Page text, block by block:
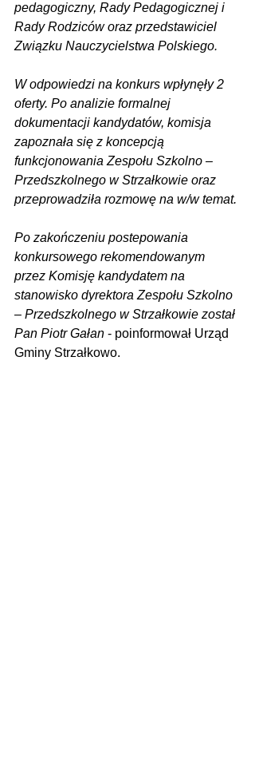
pedagogiczny, Rady Pedagogicznej i
Rady Rodziców oraz przedstawiciel
Związku Nauczycielstwa Polskiego.
W odpowiedzi na konkurs wpłynęły 2
oferty. Po analizie formalnej
dokumentacji kandydatów, komisja
zapoznała się z koncepcją
funkcjonowania Zespołu Szkolno –
Przedszkolnego w Strzałkowie oraz
przeprowadziła rozmowę na w/w temat.
Po zakończeniu postepowania
konkursowego rekomendowanym
przez Komisję kandydatem na
stanowisko dyrektora Zespołu Szkolno
– Przedszkolnego w Strzałkowie został
Pan Piotr Gałan - poinformował Urząd
Gminy Strzałkowo.